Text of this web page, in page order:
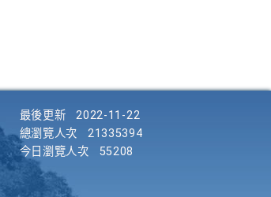
最後更新
2022-11-22
總瀏覽人次
21335394
今日瀏覽人次
55208